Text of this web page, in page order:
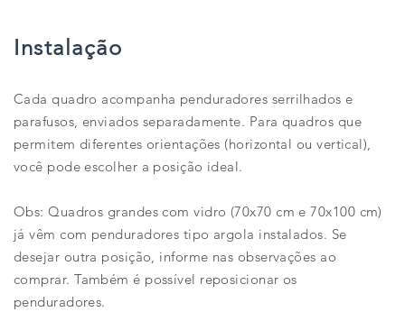
Instalação
Cada quadro acompanha penduradores serrilhados e
parafusos, enviados separadamente. Para quadros que
permitem diferentes orientações (horizontal ou vertical),
você pode escolher a posição ideal.
Obs: Quadros grandes com vidro (70x70 cm e 70x100 cm)
já vêm com penduradores tipo argola instalados. Se
desejar outra posição, informe nas observações ao
comprar. Também é possível reposicionar os
penduradores.